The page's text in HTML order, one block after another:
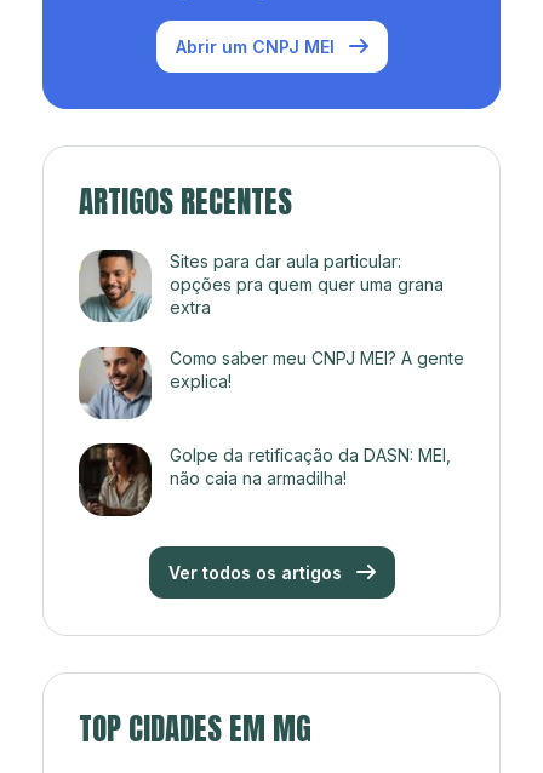
Abrir um CNPJ MEI
ARTIGOS RECENTES
Sites para dar aula particular:
opções pra quem quer uma grana
extra
Como saber meu CNPJ MEI? A gente
explica!
Golpe da retificação da DASN: MEI,
não caia na armadilha!
Ver todos os artigos
TOP CIDADES EM MG